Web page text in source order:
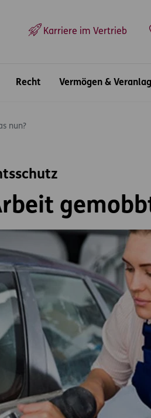
Karriere im Vertrieb
Recht Vermögen &
nun?